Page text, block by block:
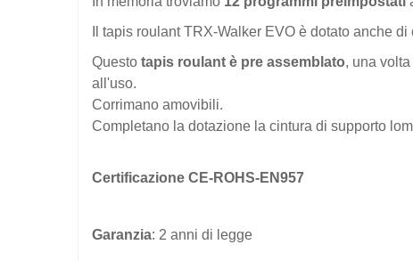
Il tapis roulant TRX-Walker EVO è dotato anche
Questo tapis roulant è pre assemblato, una
all'uso.
Corrimano amovibili.
Completano la dotazione la cintura di supporto
Certificazione CE-ROHS-EN957
Garanzia: 2 anni di legge